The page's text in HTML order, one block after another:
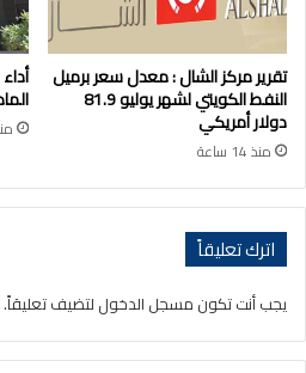
تقرير مركز الشال : معدل سعر برميل
النفط الكويتي لشهر يوليو 81.9
دولار أمريكي
منذ 14 ساعة
منذ
اترك تعليقاً
يجب أنت تكون مسجل الدخول لتضيف تعليقاً.